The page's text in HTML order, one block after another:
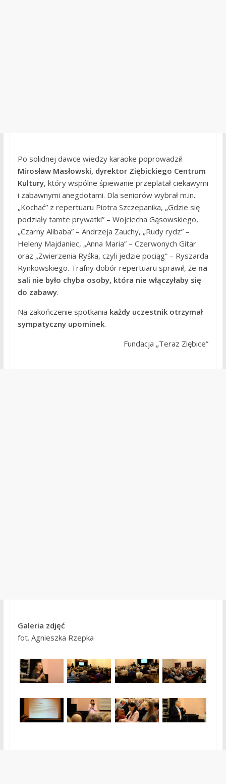
Po solidnej dawce wiedzy karaoke poprowadził
Mirosław Masłowski, dyrektor Ziębickiego Centrum
Kultury, który wspólne śpiewanie przeplatał ciekawymi
i zabawnymi anegdotami. Dla seniorów wybrał m.in.:
„Kochać” z repertuaru Piotra Szczepanika, „Gdzie się
podziały tamte prywatki” – Wojciecha Gąsowskiego,
„Czarny Alibaba” – Andrzeja Zauchy, „Rudy rydz” –
Heleny Majdaniec, „Anna Maria” – Czerwonych Gitar
oraz „Zwierzenia Ryśka, czyli jedzie pociąg” – Ryszarda
Rynkowskiego. Trafny dobór repertuaru sprawił, że na
sali nie było chyba osoby, która nie włączyłaby się
do zabawy.
Na zakończenie spotkania każdy uczestnik otrzymał
sympatyczny upominek.
Fundacja „Teraz Ziębice”
Galeria zdjęć
fot. Agnieszka Rzepka